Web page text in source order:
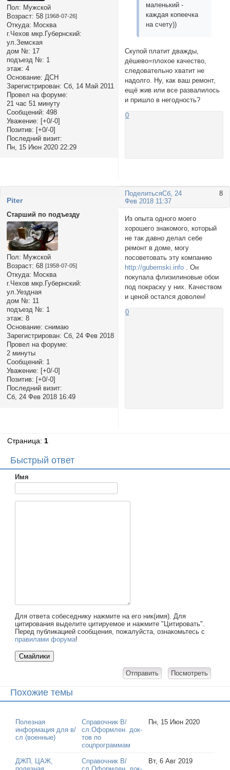
Пол: Мужской
Возраст: 58 [1968-07-26]
Откуда: Москва
г.Чехов мкр.Губернский:
ул.Земская
дом №: 17
подъезд №: 1
этаж: 4
Основание: ДСН
Зарегистрирован: Сб, 14 Май 2011
Провел на форуме:
21 час 51 минуту
Сообщений: 498
Уважение: [+0/-0]
Позитив: [+0/-0]
Последний визит:
Пн, 15 Июн 2020 22:29
маленький -
каждая копеечка
на счету))
Скупой платит дважды,
дёшево=плохое качество,
следовательно хватит не
надолго. Ну, как ваш ремонт,
ещё жив или все развалилось
и пришло в негодность?
0
Поделиться 8
Сб, 24
Фев 2018 11:37
Piter
Старший по подъезду
Пол: Мужской
Возраст: 68 [1958-07-05]
Откуда: Москва
г.Чехов мкр.Губернский:
ул.Уездная
дом №: 11
подъезд №: 1
этаж: 8
Основание: снимаю
Зарегистрирован: Сб, 24 Фев 2018
Провел на форуме:
2 минуты
Сообщений: 1
Уважение: [+0/-0]
Позитив: [+0/-0]
Последний визит:
Сб, 24 Фев 2018 16:49
Из опыта одного моего
хорошего знакомого, который
не так давно делал себе
ремонт в доме, могу
посоветовать эту компанию
http://gubernski.info . Он
покупала флизилиновые обои
под покраску у них. Качеством
и ценой остался доволен!
0
Страница: 1
Быстрый ответ
Имя
Для ответа собеседнику нажмите на его ник(имя). Для
цитирования выделите цитируемое и нажмите "Цитировать".
Перед публикацией сообщения, пожалуйста, ознакомьтесь с
правилами форума!
Похожие темы
Полезная
информация для в/
сл (военные)
Справочник В/
сл.Оформлен. док-
тов по
соцпрограммам
Пн, 15 Июн 2020
ДЖП, ЦАЖ,
Справочник В/
Вт, 6 Авг 2019